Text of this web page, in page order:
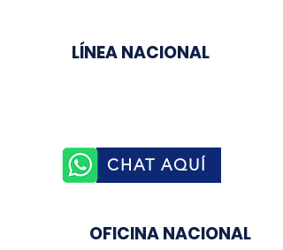
LÍNEA NACIONAL
CHAT AQUÍ
OFICINA NACIONAL